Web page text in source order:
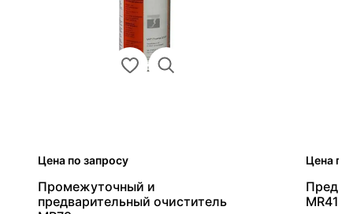
Цена по запросу
Промежуточный и
предварительный очиститель
Цена по
MR411